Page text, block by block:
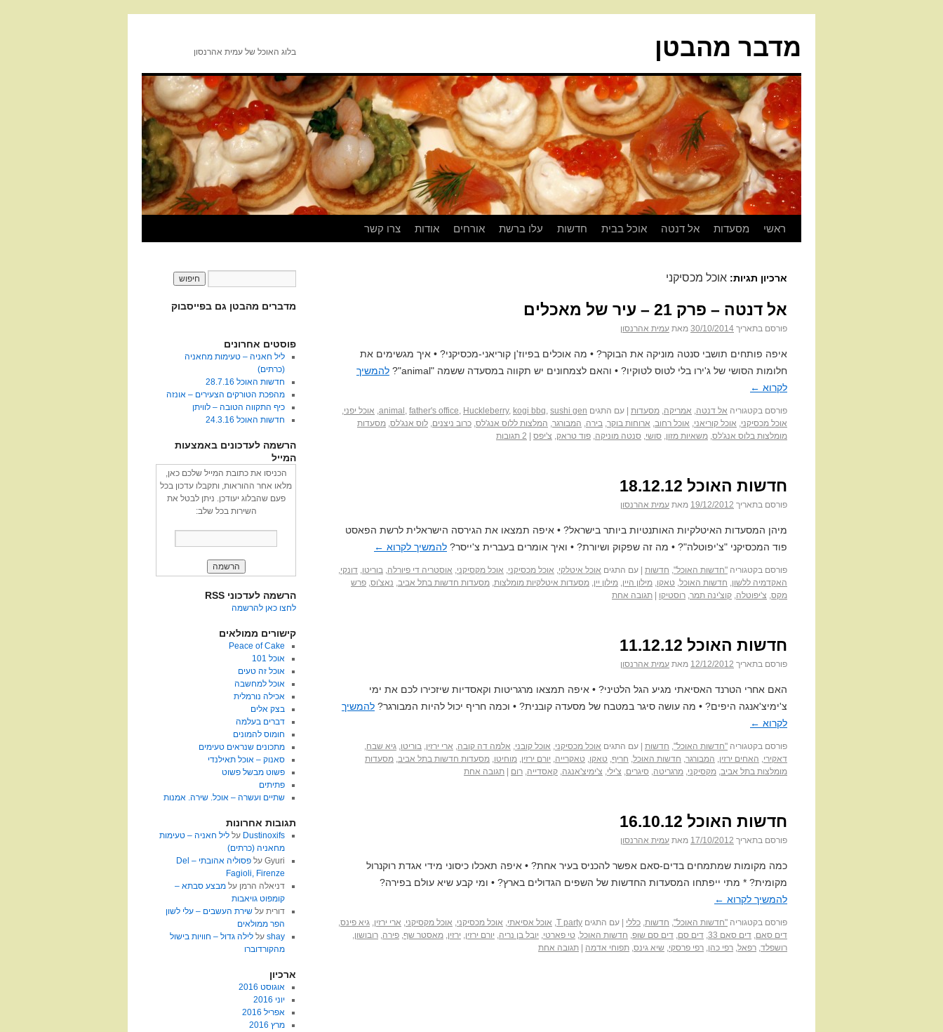
מדבר מהבטן בלוג האוכל של עמית אהרנסון
ראשי מסעדות אל דנטה אוכל בבית חדשות עלו ברשת אורחים אודות צרו קשר
ארכיון תגיות: אוכל מכסיקני
אל דנטה – פרק 21 – עיר של מאכלים
פורסם בתאריך 30/10/2014 מאת עמית אהרנסון
איפה פותחים תושבי סנטה מוניקה את הבוקר? • מה אוכלים בפיוז'ן קוריאני-מכסיקני? • איך מגשימים את
חלומות הסושי של ג'ירו בלי לטוס לטוקיו? • והאם לצמחונים יש תקווה במסעדה ששמה "animal"?
להמשיך
לקרוא ←
פורסם בקטגוריה אל דנטה, אמריקה, מסעדות עם התגים animal , father's office, Huckleberry, kogi bbq, sushi gen
, אוכל יפני,
אוכל מכסיקני, אוכל קוריאני, אוכל רחוב, ארוחות בוקר, בירה, המבורגר, המלצות ללוס אנג'לס, כרוב ניצנים, לוס אנג'לס, מסעדות
מומלצות בלוס אנג'לס, משאיות מזון, סושי, סנטה מוניקה, פוד טראק, צ'יפס 2 תגובות
חדשות האוכל 18.12.12
פורסם בתאריך 19/12/2012 מאת עמית אהרנסון
מיהן המסעדות האיטלקיות האותנטיות ביותר בישראל? • איפה תמצאו את הגירסה הישראלית לרשת הפאסט
פוד המכסיקני "צ'יפוטלה"? • מה זה שפקוק ושיורת? • ואיך אומרים בעברית צ'ייסר? להמשיך לקרוא ←
פורסם בקטגוריה "חדשות האוכל", חדשות עם התגים אוכל איטלקי, אוכל מכסיקני, אוכל מקסיקני, אוסטריה די פיורלה, בוריטו, דונקי,
האקדמיה ללשון, חדשות האוכל, טאקו, מילון היין, מילון יין, מסעדות איטלקיות מומלצות, מסעדות חדשות בתל אביב, נאצ'וס, פרש
מקס, צ'יפוטלה, קוצ'ינה תמר, רוסטיקו תגובה אחת
חדשות האוכל 11.12.12
פורסם בתאריך 12/12/2012 מאת עמית אהרנסון
האם אחרי הטרנד האסיאתי מגיע הגל הלטיני? • איפה תמצאו מרגריטות וקאסדיות שיזכירו לכם את ימי
צ'ימיצ'אנגה היפים? • מה עושה סיגר במטבח של מסעדה קובנית? • וכמה חריף יכול להיות המבורגר? להמשיך
לקרוא ←
פורסם בקטגוריה "חדשות האוכל", חדשות עם התגים אוכל מכסיקני, אוכל קובני, אלמה דה קובה, ארי ירזין, בוריטו, גיא שבח,
דאקירי, האחים ירזין, המבורגר, חדשות האוכל, חריף, טאקו, טאקרייה, יורם ירזין, מוחיטו, מסעדות חדשות בתל אביב, מסעדות
מומלצות בתל אביב, מקסיקני, מרגריטה, סיגרים, צ'ילי, צ'ימיצ'אנגה, קאסדייה, רום תגובה אחת
חדשות האוכל 16.10.12
פורסם בתאריך 17/10/2012 מאת עמית אהרנסון
כמה מקומות שמתמחים בדים-סאם אפשר להכניס בעיר אחת? • איפה תאכלו כיסוני מידי אגדת רוקנרול
מקומית? * מתי ייפתחו המסעדות החדשות של השפים הגדולים בארץ? • ומי קבע שיא עולם בפירה?
להמשיך לקרוא ←
פורסם בקטגוריה "חדשות האוכל", חדשות, כללי עם התגים T party
, אוכל אסיאתי, אוכל מכסיקני, אוכל מקסיקני, ארי ירזין, גיא פינס,
דים סאם, דים סאם 33 , דים סם, דים סם שופ, חדשות האוכל, טי פארטי, יובל בן נריה, יורם ירזין, ירזין, מאסטר שף, פירה, רובושון,
רושפלד, רפאל, רפי כהן, רפי פרסקי, שיא גינס, תפוחי אדמה תגובה אחת
מדברים מהבטן גם בפייסבוק
פוסטים אחרונים
ליל חאניה – טעימות מחאניה
(כרתים)
חדשות האוכל 28.7.16
מהפכת הטורקים הצעירים – אונזה
כיף התקווה הטובה – לוויתן
חדשות האוכל 24.3.16
הרשמה לעדכונים באמצעות
המייל
הכניסו את כתובת המייל שלכם כאן,
מלאו אחר ההוראות, ותקבלו עדכון בכל
פעם שהבלוג יעודכן. ניתן לבטל את
השירות בכל שלב:
הרשמה לעדכוני RSS
לחצו כאן להרשמה
קישורים ממולאים
Peace of Cake
אוכל 101
אוכל זה טעים
אוכל למחשבה
אכילה נורמלית
בצק אלים
דברים בעלמה
חומוס להמונים
מתכונים שנראים טעימים
סאנוק – אוכל תאילנדי
פשוט מבשל פשוט
פתיתים
שתיים ועשרה – אוכל. שירה. אמנות
תגובות אחרונות
Dustinoxifs על ליל חאניה – טעימות
מחאניה (כרתים)
Gyuriעל
פסוליה אהובתי – Del
Fagioli, Firenze
דניאלה הרמן על מבצע סבתא –
קומפוט גויאבות
דוריתעל שירת העשבים – עלי לשון
הפר ממולאים
shayעל לילה גדול – חוויות בישול
מהקורדוברו
ארכיון
אוגוסט 2016
יוני 2016
אפריל 2016
מרץ 2016